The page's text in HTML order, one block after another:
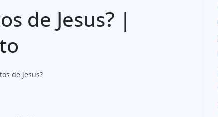
de Jesus? |
de jesus?